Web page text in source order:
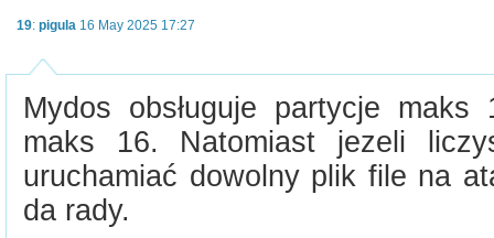
19: pigula 16 May 2025 17:27
Mydos obsługuje partycje
maks 16. Natomiast jezeli
uruchamiać dowolny plik file na
da rady.